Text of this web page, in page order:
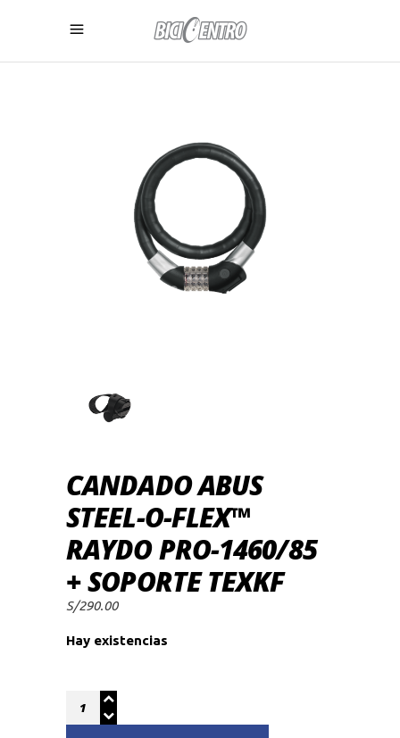
CANDADO ABUS
STEEL-O-FLEX™
RAYDO PRO-1460/85
+ SOPORTE TEXKF
S/290.00
Hay existencias
Quantity